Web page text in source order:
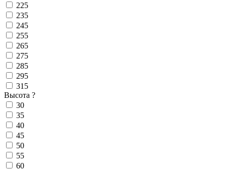
225
235
245
255
265
275
285
295
315
Высота ?
30
35
40
45
50
55
60